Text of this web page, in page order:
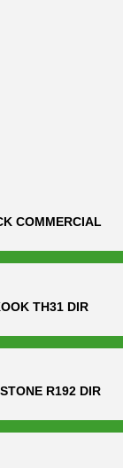
COMMERCIAL
TH31 DIR
R192 DIR